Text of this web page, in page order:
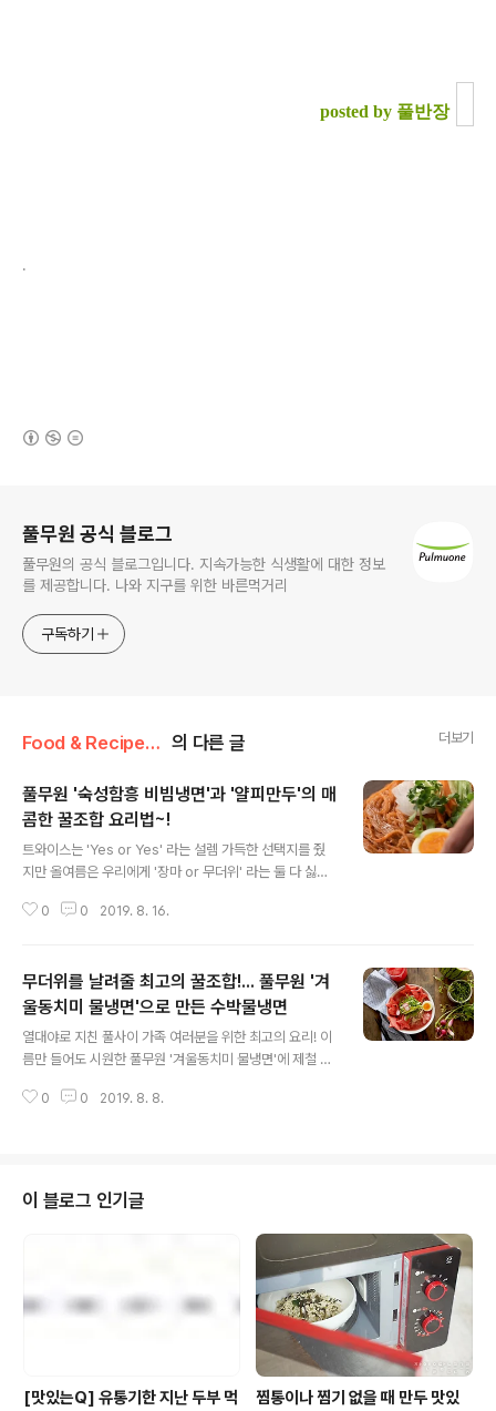
posted by 풀반장
.
풀무원 공식 블로그
풀무원의 공식 블로그입니다. 지속가능한 식생활에 대한 정보
를 제공합니다. 나와 지구를 위한 바른먹거리
구독하기
Food & Recipe/풀반장의 쿠킹팁 의 다른 글 더보기
풀무원 '숙성함흥 비빔냉면'과 '얄피만두'의 매
콤한 꿀조합 요리법~!
트와이스는 'Yes or Yes' 라는 설렘 가득한 선택지를 줬
지만 올여름은 우리에게 '장마 or 무더위' 라는 둘 다 싫은
니다. 날이 이렇다 보니 불쾌지수 역시 한없이 높아지고 있
을 듣는 순간 떠오르는 바로 그 메뉴 맞아요. '비빔냉면이
죠' 그중에서도 풀무원 '숙성함흥 비빔냉면'은 태양초 비빔
장에 고소한 참기름 소스, 아삭한 초절임무까지 곁들인~
그야말로 집에서 먹는 냉면 끝판왕이라고 할 수 있는데요.
두'까지 곁들이면? 캬! 무더위? 그게 뭐임? 불쾌지수? 그게
0 0 2019. 8. 16.
무더위를 날려줄 최고의 꿀조합!... 풀무원 '겨
울동치미 물냉면'으로 만든 수박물냉면
열대야로 지친 풀사이 가족 여러분을 위한 최고의 요리! 이
름만 들어도 시원한 풀무원 '겨울동치미 물냉면'에 제철 수
미 물냉면'에 들어있는 제주산 겨울무와 새콤한 무청으로
분께 시원함을 더~ 전해드리고자 이번 레시피는~~~ 사
진?! 후후 노노~ 생동감 넘치는 움짤로 갑니다~!! 고고! 풀
무원 '겨울동치미 물냉면'으로 만든 수박 물냉면 . . . 준비하
세요. 풀무원 겨울동치미물냉면 1봉지, 수박 1/3통, 오이,
래디시, 무순, 풀무원 반숙계란 촉촉란 . . . 만들어 보세요.
보는 것..
0 0 2019. 8. 8.
이 블로그 인기글
[맛있는Q] 유통기한 지난 두부 먹
찜통이나 찜기 없을 때 만두 맛있